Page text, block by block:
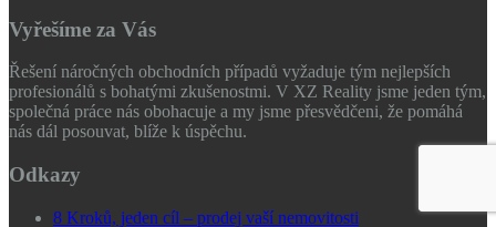
Vyřešíme za Vás
Řešení náročných obchodních případů vyžaduje tým nejlepších
profesionálů s bohatými zkušenostmi. V XZ Reality jsme jeden tým,
společná práce nás obohacuje a my jsme přesvědčeni, že pomáhá
nás dál posouvat, blíže k úspěchu.
Odkazy
8 Kroků, jeden cíl – prodej vaší nemovitosti